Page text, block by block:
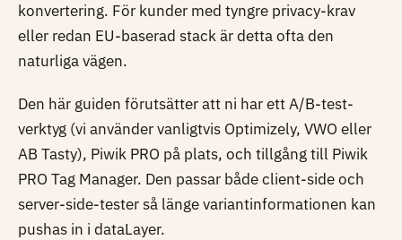
konvertering. För kunder med tyngre privacy-krav
eller redan EU-baserad stack är detta ofta den
naturliga vägen.
Den här guiden förutsätter att ni har ett A/B-test-
verktyg (vi använder vanligtvis Optimizely, VWO eller
AB Tasty), Piwik PRO på plats, och tillgång till Piwik
PRO Tag Manager. Den passar både client-side och
server-side-tester så länge variantinformationen kan
pushas in i dataLayer.